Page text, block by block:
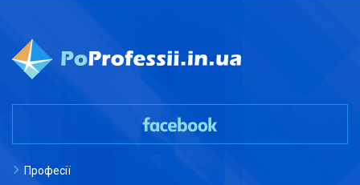
Професії